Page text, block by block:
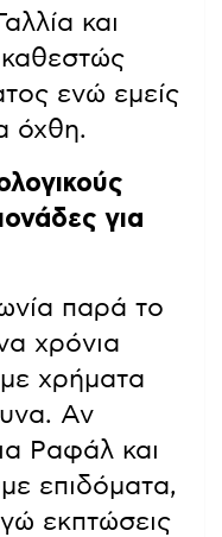
και
ενώ εμείς
όχθη.
για
παρά το
χρόνια
χρήματα
Αν
Ραφάλ και
επιδόματα,
εκπτώσεις